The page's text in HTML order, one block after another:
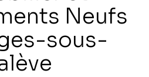
Neufs
sous-